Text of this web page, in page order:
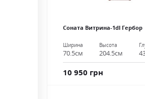
Соната Витрина-1dl Гербор
Ширина
70.5см
Высота
204.5см
10 950 грн